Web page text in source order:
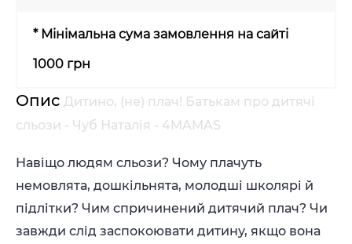
* Мінімальна сума замовлення на сайті
1000 грн
Опис Дитино, (не) плач! Батькам про дитячі
сльози - Чуб Наталія - 4MAMAS
Навіщо людям сльози? Чому плачуть
немовлята, дошкільнята, молодші школярі й
підлітки? Чим спричинений дитячий плач? Чи
завжди слід заспокоювати дитину, якщо вона